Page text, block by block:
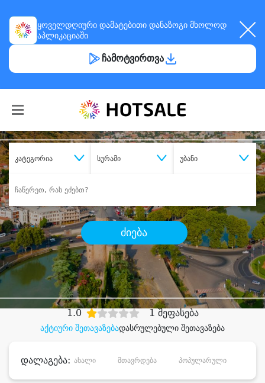
ყოველდღიური დამატებითი დანაზოგი მხოლოდ
აპლიკაციაში
ჩამოტვირთვა
კატეგორია სურამი უბანი
ძიება
შეიძინესასურველი მომსახურება
დიდი დანაზოგით
აქტიური შეთავაზებადასრულებული შეთავაზება
1.0 1 შეფასება
დალაგება: ახალი მთავრდება პოპულარული